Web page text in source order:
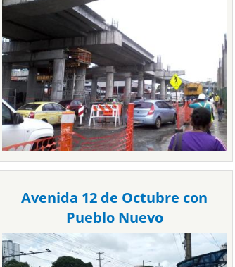
Avenida 12 de Octubre con
Pueblo Nuevo